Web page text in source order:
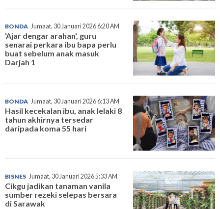
BONDA Jumaat, 30 Januari 2026 6:20 AM
'Ajar dengar arahan', guru
senarai perkara ibu bapa perlu
buat sebelum anak masuk
Darjah 1
BONDA Jumaat, 30 Januari 2026 6:13 AM
Hasil kecekalan ibu, anak lelaki 8
tahun akhirnya tersedar
daripada koma 55 hari
BISNES Jumaat, 30 Januari 2026 5:33 AM
Cikgu jadikan tanaman vanila
sumber rezeki selepas bersara
di Sarawak